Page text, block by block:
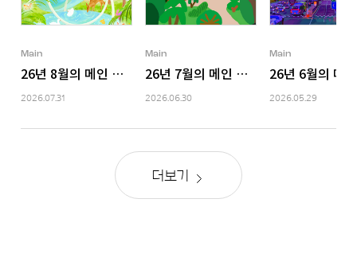
Main
26년 8월의 메인 이미지
2026.07.31
Main
26년 7월의 메인 이미지
2026.06.30
Main
26년 6월의 메
2026.05.29
더보기